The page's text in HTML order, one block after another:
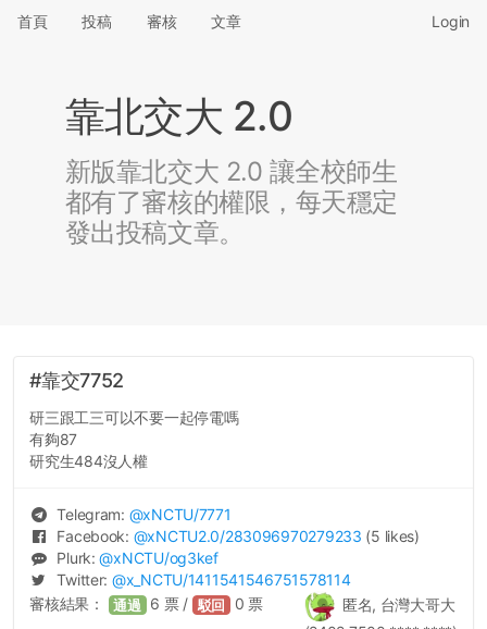
首頁 投稿 審核 文章 Login
靠北交大 2.0
新版靠北交大 2.0 讓全校師生
都有了審核的權限，每天穩定
發出投稿文章。
#靠交7752
研三跟工三可以不要一起停電嗎
有夠87
研究生484沒人權
Telegram: @xNCTU/7771
Facebook: @xNCTU2.0/283096970279233 (5 likes)
Plurk:@xNCTU/og3kef
Twitter: @x_NCTU/1411541546751578114
匿名, 台灣大哥大
審核結果： 通過 6 票 / 駁回 0 票